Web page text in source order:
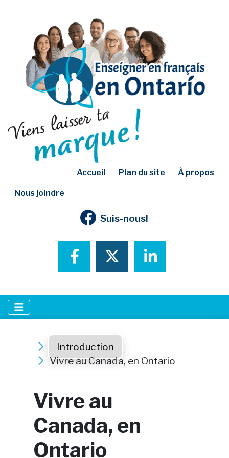
Accueil Plan du site À propos
Nous joindre
Suis-nous!
Partager surPartager sur
Partager
Introduction
Vivre au Canada, en Ontario
Vivre au
Canada, en
Ontario